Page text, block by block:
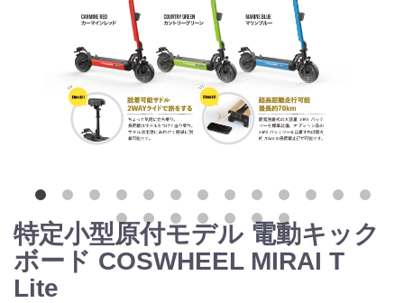
特定小型原付モデル 電動キック
ボード COSWHEEL MIRAI T
Lite